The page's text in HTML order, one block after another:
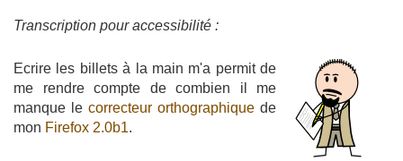
Transcription pour accessibilité :
Ecrire les billets à la main m'a permit de
me rendre compte de combien il me
manque le correcteur orthographique de
mon Firefox 2.0b1.